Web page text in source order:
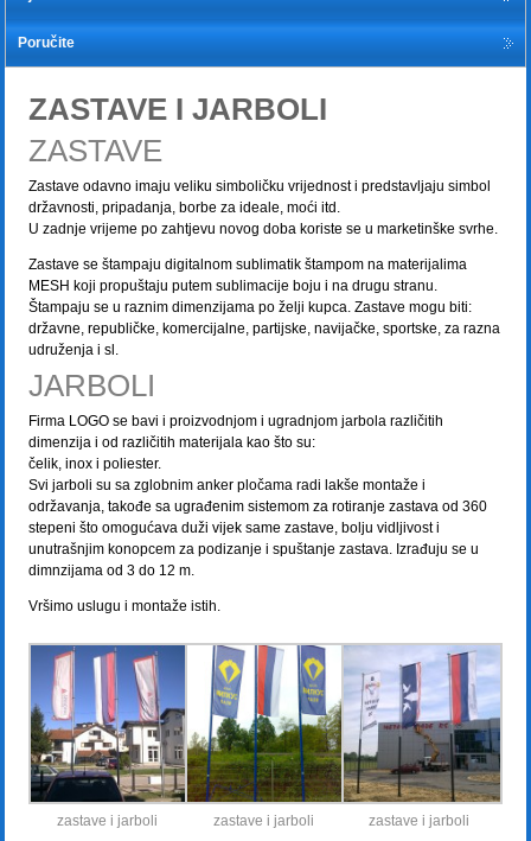
Poručite
ZASTAVE I JARBOLI
ZASTAVE
Zastave odavno imaju veliku simboličku vrijednost i predstavljaju simbol
državnosti, pripadanja, borbe za ideale, moći itd.
U zadnje vrijeme po zahtjevu novog doba koriste se u marketinške svrhe.
Zastave se štampaju digitalnom sublimatik štampom na materijalima
MESH koji propuštaju putem sublimacije boju i na drugu stranu.
Štampaju se u raznim dimenzijama po želji kupca. Zastave mogu biti:
državne, republičke, komercijalne, partijske, navijačke, sportske, za razna
udruženja i sl.
JARBOLI
Firma LOGO se bavi i proizvodnjom i ugradnjom jarbola različitih
dimenzija i od različitih materijala kao što su:
čelik, inox i poliester.
Svi jarboli su sa zglobnim anker pločama radi lakše montaže i
održavanja, takođe sa ugrađenim sistemom za rotiranje zastava od 360
stepeni što omogućava duži vijek same zastave, bolju vidljivost i
unutrašnjim konopcem za podizanje i spuštanje zastava. Izrađuju se u
dimnzijama od 3 do 12 m.
Vršimo uslugu i montaže istih.
zastave i jarboli zastave i jarboli zastave i jarboli